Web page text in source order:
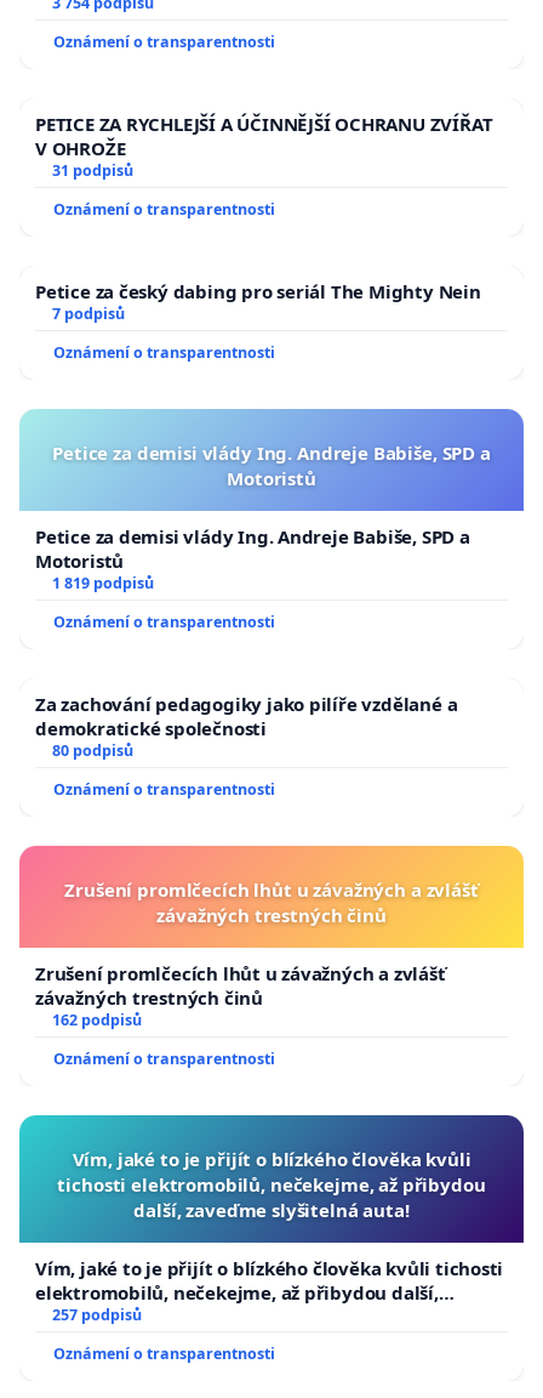
a umírání zvířete natočili.
Oznámení o transparentnosti
PETICE ZA RYCHLEJŠÍ A ÚČINNĚJŠÍ OCHRANU ZVÍŘAT
V OHROŽE
31 podpisů
Oznámení o transparentnosti
Petice za český dabing pro seriál The Mighty Nein
7 podpisů
Oznámení o transparentnosti
Petice za demisi vlády Ing. Andreje Babiše, SPD a
Motoristů
Petice za demisi vlády Ing. Andreje Babiše, SPD a
Motoristů
1 819 podpisů
Oznámení o transparentnosti
Za zachování pedagogiky jako pilíře vzdělané a
demokratické společnosti
80 podpisů
Oznámení o transparentnosti
Zrušení promlčecích lhůt u závažných a zvlášť
závažných trestných činů
Zrušení promlčecích lhůt u závažných a zvlášť
závažných trestných činů
162 podpisů
Oznámení o transparentnosti
Vím, jaké to je přijít o blízkého člověka kvůli
tichosti elektromobilů, nečekejme, až přibydou
další, zaveďme slyšitelná auta!
Vím, jaké to je přijít o blízkého člověka kvůli tichosti
elektromobilů, nečekejme, až přibydou další,
zaveďme slyšitelná auta!
257 podpisů
Oznámení o transparentnosti